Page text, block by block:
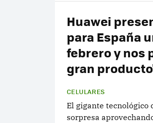
Huawei
para España
febrero y nos
gran
CELULARES
El gigante tecnológico
sorpresa